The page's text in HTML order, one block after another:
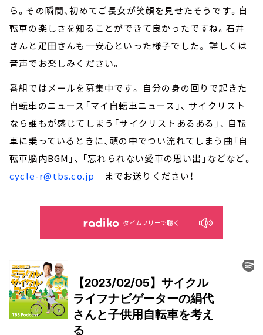
ら。その瞬間、初めてご長女が笑顔を見せたそうです。自
転車の楽しさを知ることができて良かったですね。石井
さんと疋田さんも一安心といった様子でした。 詳しくは
音声でお楽しみください。
番組ではメールを募集中です。 自分の身の回りで起きた
自転車のニュース「マイ自転車ニュース」、 サイクリスト
なら誰もが感じてしまう「サイクリストあるある」、 自転
車に乗っているときに、頭の中でつい流れてしまう曲「自
転車脳内BGM」、 「忘れられない愛車の思い出」などなど。
cycle-r@tbs.co.jp
までお送りください！
タイムフリーで聴く